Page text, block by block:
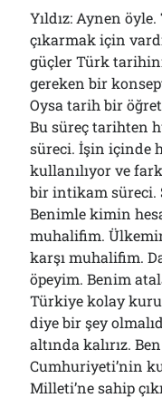
Yıldız: Aynen
çıkarmak için
güçler Türk
gereken bir
Oysa tarih bir
Bu süreç tarihten
süreci. İşin içinde
kullanılıyor ve
bir intikam süreci.
Benimle kimin
muhalifim.
karşı muhalifim.
öpeyim. Benim
Türkiye kolay
diye bir şey
altında kalırız.
Cumhuriyeti’nin
Milleti’ne sahip